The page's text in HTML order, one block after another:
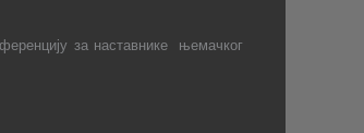
за наставнике
њемачког